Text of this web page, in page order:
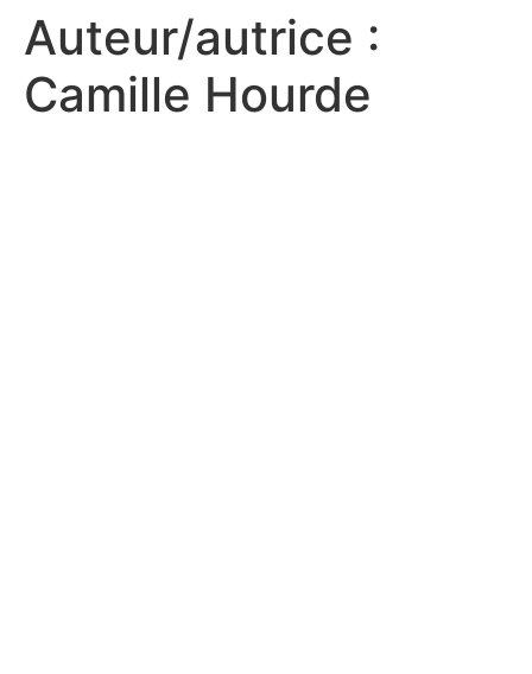
Auteur/autrice :
Camille Hourde